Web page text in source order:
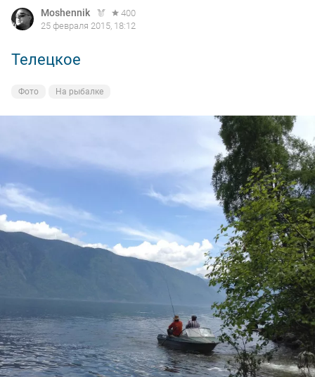
Moshennik
400
25 февраля 2015, 18:12
Телецкое
Фото На рыбалке